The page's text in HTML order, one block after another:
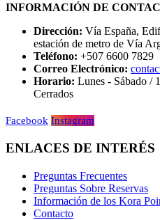
INFORMACIÓN DE
Dirección: Vía España,
estación de metro de Vía
Teléfono: +507 6600 7829
Correo Electrónico:
Horario: Lunes - Sábado /
Cerrados
Facebook Instagram
ENLACES DE INTERÉS
Preguntas Frecuentes
Preguntas Sobre Reservas
Información de los Kora
Contacto